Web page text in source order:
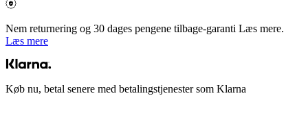
Nem returnering og 30 dages pengene tilbage-garanti Læs mere.
Læs mere
Køb nu, betal senere med betalingstjenester som Klarna